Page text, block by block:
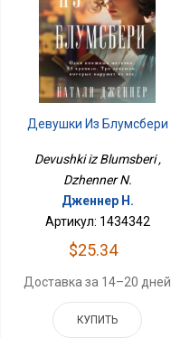
Девушки Из Блумсбери
Devushki iz Blumsberi ,
Dzhenner N.
Дженнер Н.
Артикул: 1434342
$25.34
Доставка за 14–20 дней
КУПИТЬ